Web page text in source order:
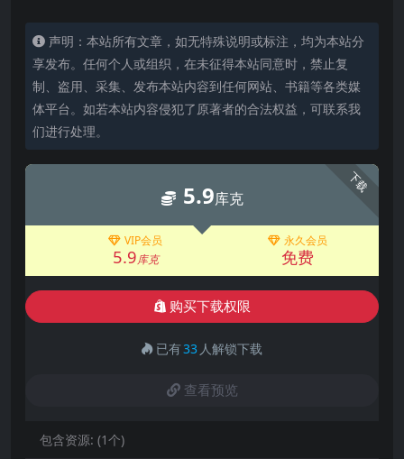
声明：本站所有文章，如无特殊说明或标注，均为本站分
享发布。任何个人或组织，在未征得本站同意时，禁止复
制、盗用、采集、发布本站内容到任何网站、书籍等各类媒
体平台。如若本站内容侵犯了原著者的合法权益，可联系我
们进行处理。
下载
5.9库克
VIP会员
5.9库克
永久会员
免费
购买下载权限
已有33 人解锁下载
查看预览
包含资源: (1个)